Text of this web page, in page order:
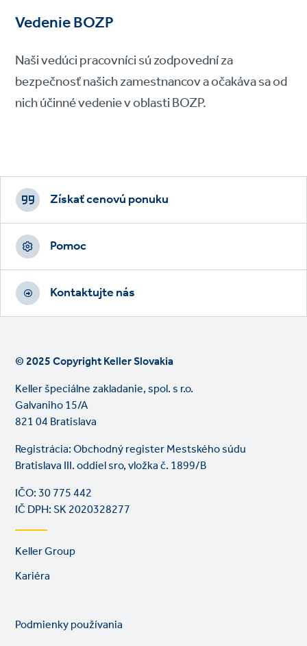
Vedenie BOZP
Naši vedúci pracovníci sú zodpovední za
bezpečnosť našich zamestnancov a očakáva sa od
nich účinné vedenie v oblasti BOZP.
Footer
CTAs
Získať cenovú ponuku
Pomoc
Kontaktujte nás
© 2025 Copyright Keller Slovakia
Keller špeciálne zakladanie, spol. s r.o.
Galvaniho 15/A
821 04 Bratislava
Registrácia: Obchodný register Mestského súdu
Bratislava III. oddiel sro, vložka č. 1899/B
IČO: 30 775 442
IČ DPH: SK 2020328277
Footer
links
Keller Group
Kariéra
Legal
Podmienky používania